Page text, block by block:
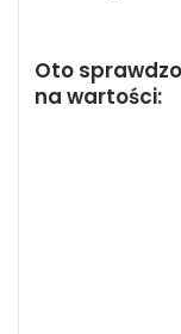
Oto
na wartości: